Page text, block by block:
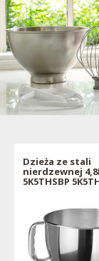
Dzieża ze stali
nierdzewnej
5K5THSBP